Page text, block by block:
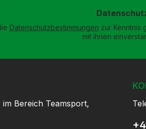
Datenschutzbestimmungen zur Kenntnis
mit ihnen
Bereich Teamsport,